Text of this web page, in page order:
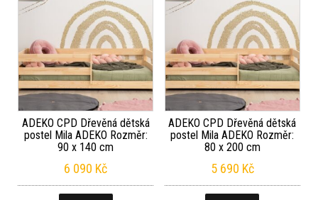
ADEKO CPD Dřevěná dětská
postel Mila ADEKO Rozměr:
90 x 140 cm
6 090 Kč
ADEKO CPD Dřevěná dětská
postel Mila ADEKO Rozměr:
80 x 200 cm
5 690 Kč